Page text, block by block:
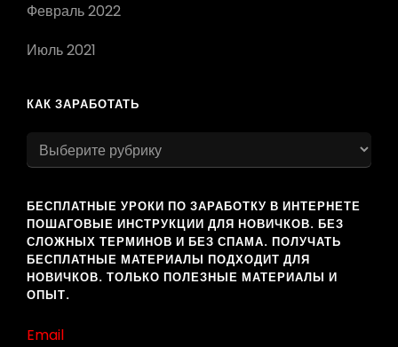
Февраль 2022
Июль 2021
КАК ЗАРАБОТАТЬ
как
заработать
БЕСПЛАТНЫЕ УРОКИ ПО ЗАРАБОТКУ В ИНТЕРНЕТЕ
ПОШАГОВЫЕ ИНСТРУКЦИИ ДЛЯ НОВИЧКОВ. БЕЗ
СЛОЖНЫХ ТЕРМИНОВ И БЕЗ СПАМА. ПОЛУЧАТЬ
БЕСПЛАТНЫЕ МАТЕРИАЛЫ ПОДХОДИТ ДЛЯ
НОВИЧКОВ. ТОЛЬКО ПОЛЕЗНЫЕ МАТЕРИАЛЫ И
ОПЫТ.
Email